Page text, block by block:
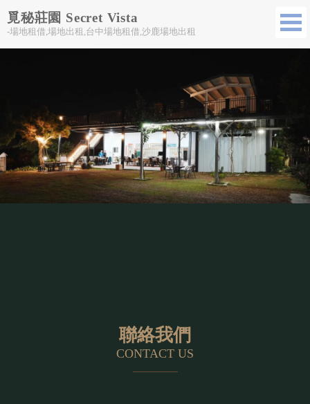
覓秘莊園 Secret Vista
-場地租借,場地出租,台中場地租借,沙鹿場地出租
聯絡我們
CONTACT US